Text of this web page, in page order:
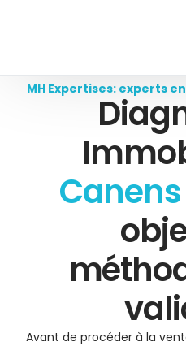
MH Expertises: experts
Canens
Avant de procéder à la